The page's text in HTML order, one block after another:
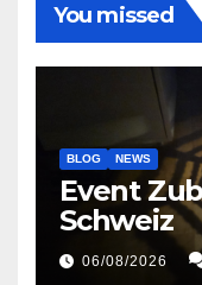
You missed
BLOG NEWS
Event
Schweiz
06/08/2026